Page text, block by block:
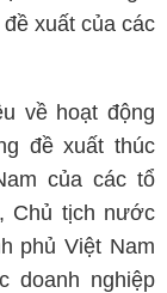
xuất của các
về hoạt động
đề xuất thúc
của các tổ
Chủ tịch nước
phủ Việt Nam
doanh nghiệp